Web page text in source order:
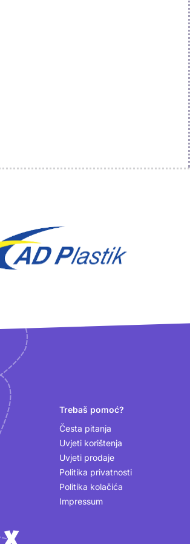
Trebaš pomoć?
Česta pitanja
Uvjeti korištenja
Uvjeti prodaje
Politika privatnosti
Politika kolačića
Impressum